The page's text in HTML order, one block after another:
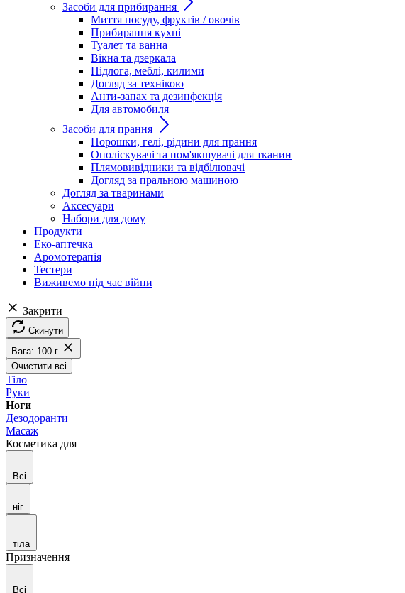
Засоби для прибирання
Миття посуду, фруктів / овочів
Прибирання кухні
Туалет та ванна
Вікна та дзеркала
Підлога, меблі, килими
Догляд за технікою
Анти-запах та дезинфекція
Для автомобиля
Засоби для прання
Порошки, гелі, рідини для прання
Ополіскувачі та пом'якшувачі для тканин
Плямовивідники та відбілювачі
Догляд за пральною машиною
Догляд за тваринами
Аксесуари
Набори для дому
Продукти
Еко-аптечка
Аромотерапія
Тестери
Виживемо під час війни
Закрити
Скинути
Вага: 100 г
Очистити всі
Тіло
Руки
Ноги
Дезодоранти
Масаж
Косметика для
Всі
ніг
тіла
Призначення
Всі